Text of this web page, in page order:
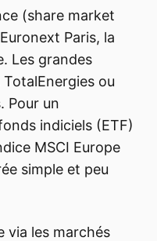
(share market
Paris, la
Les grandes
ou
Pour un
indiciels (ETF)
MSCI Europe
simple et peu
via les marchés